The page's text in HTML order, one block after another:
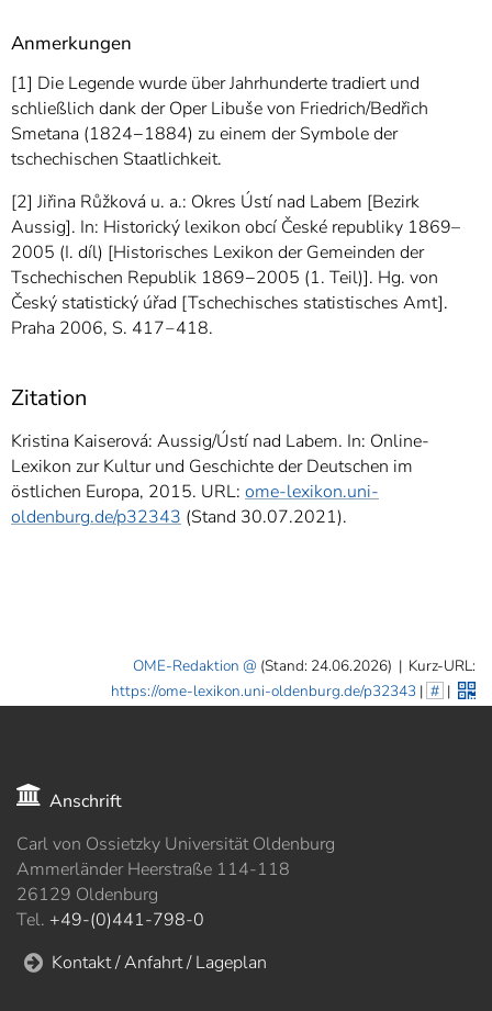
Anmerkungen
[1] Die Legende wurde über Jahrhunderte tradiert und
schließlich dank der Oper Libuše von Friedrich/Bedřich
Smetana (1824−1884) zu einem der Symbole der
tschechischen Staatlichkeit.
[2] Jiřina Růžková u. a.: Okres Ústí nad Labem [Bezirk
Aussig]. In: Historický lexikon obcí České republiky 1869–
2005 (I. díl) [Historisches Lexikon der Gemeinden der
Tschechischen Republik 1869−2005 (1. Teil)]. Hg. von
Český statistický úřad [Tschechisches statistisches Amt].
Praha 2006, S. 417‒418.
Zitation
Kristina Kaiserová: Aussig/Ústí nad Labem. In: Online-
Lexikon zur Kultur und Geschichte der Deutschen im
östlichen Europa, 2015. URL: ome-lexikon.uni-
oldenburg.de/p32343 (Stand 30.07.2021).
OME-Redaktion (Stand: 24.06.2026) | Kurz-URL:
https://ome-lexikon.uni-oldenburg.de/p32343 | # |
Anschrift
Carl von Ossietzky Universität Oldenburg
Ammerländer Heerstraße 114-118
26129 Oldenburg
Tel. +49-(0)441-798-0
Kontakt / Anfahrt / Lageplan